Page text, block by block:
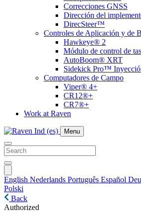
Correcciones GNSS
Dirección del
DirecSteer™
Controles de Aplicación y de
Hawkeye® 2
Módulo de control de
AutoBoom® XRT
Sidekick Pro™
Computadores de Campo
Viper® 4+
CR12®+
CR7®+
Work at Raven
Menu
English Nederlands Português Español
Polski
Back
Authorized